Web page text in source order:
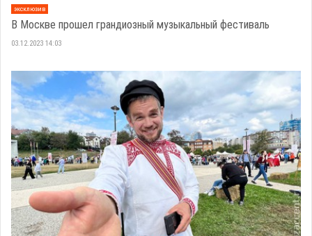
эксклюзив
В Москве прошел грандиозный музыкальный фестиваль
03.12.2023 14:03